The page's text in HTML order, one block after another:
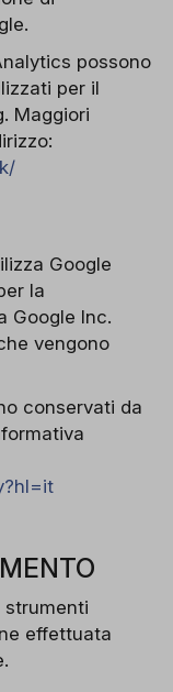
possono
per il
Maggiori
Google
la
Google Inc.
vengono
conservati da
effettuata